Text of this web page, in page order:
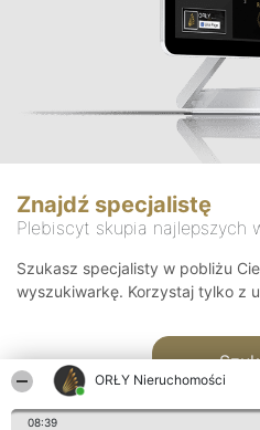
ORŁY Nieruchomości
08:39
Znajdź specjalistę
Plebiscyt skupia najlepszych
Szukasz specjalisty w pobliżu
wyszukiwarkę. Korzystaj tylko z